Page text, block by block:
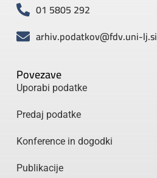
Povezave
Uporabi podatke
Predaj podatke
Konference in dogodki
Publikacije
01 5805 292
arhiv.podatkov@fdv.uni-lj.si